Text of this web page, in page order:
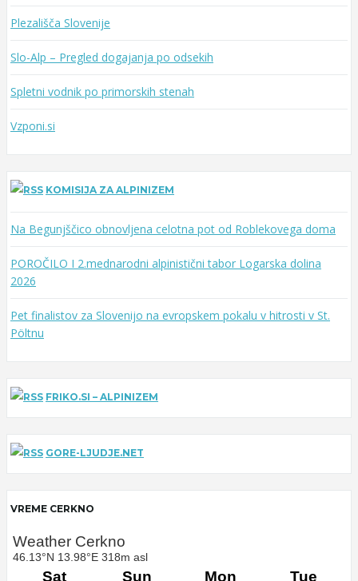
Plezališča Slovenije
Slo-Alp – Pregled dogajanja po odsekih
Spletni vodnik po primorskih stenah
Vzponi.si
KOMISIJA ZA ALPINIZEM
Na Begunjščico obnovljena celotna pot od Roblekovega doma
POROČILO I 2.mednarodni alpinistični tabor Logarska dolina
2026
Pet finalistov za Slovenijo na evropskem pokalu v hitrosti v St.
Pöltnu
FRIKO.SI – ALPINIZEM
GORE-LJUDJE.NET
VREME CERKNO